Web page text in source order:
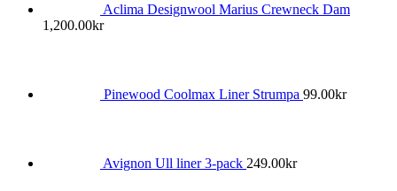
Aclima Designwool Marius Crewneck Dam
1,200.00kr
Pinewood Coolmax Liner Strumpa 99.00kr
Avignon Ull liner 3-pack 249.00kr